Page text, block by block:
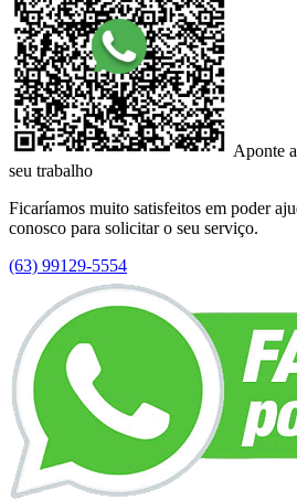
Aponte
seu trabalho
Ficaríamos muito satisfeitos em poder
conosco para solicitar o seu serviço.
(63) 99129-5554